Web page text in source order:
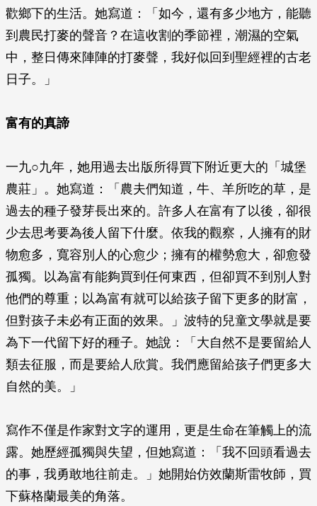
歡鄉下的生活。她寫道：「如今，還有多少地方，能聽
到農民打麥的聲音？在這收割的季節裡，潮濕的空氣
中，整日傳來陣陣的打麥聲，我好似回到聖經裡的古老
日子。」
富有的真諦
一九○九年，她用過去出版所得買下附近更大的「城堡
農莊」。她寫道：「農夫們知道，牛、羊所吃的草，是
過去的種子發芽長出來的。許多人在富有了以後，卻很
少去思考要為後人留下什麼。依我的觀察，人擁有的財
物愈多，寬容別人的心愈少；擁有的權勢愈大，卻愈發
孤獨。以為富有能夠買到任何東西，但卻買不到別人對
他們的尊重；以為富有就可以給孩子留下更多的財富，
但對孩子未必有正面的效果。」波特的兒童文學就是要
為下一代留下好的種子。她說：「大自然不是要留給人
類去征服，而是要給人欣賞。我們應留給孩子們更多大
自然的美。」
寫作不僅是作家對文字的運用，更是生命在筆觸上的流
露。她歷經孤獨與失望，但她寫道：「我不回頭看過去
的事，我勇敢地往前走。」她開始仿效蘭斯雷牧師，買
下蘇格蘭最美的角落。